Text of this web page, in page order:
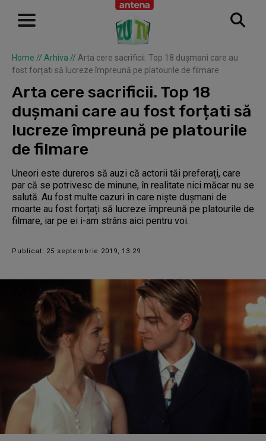
Home // Arhiva // Arta cere sacrificii. Top 18 dușmani care au
fost forțati să lucreze împreună pe platourile de filmare
Arta cere sacrificii. Top 18
dușmani care au fost forțati să
lucreze împreună pe platourile
de filmare
Uneori este dureros să auzi că actorii tăi preferați, care
par că se potrivesc de minune, în realitate nici măcar nu se
salută. Au fost multe cazuri în care niște dușmani de
moarte au fost forțați să lucreze împreună pe platourile de
filmare, iar pe ei i-am strâns aici pentru voi.
Publicat: 25 septembrie 2019, 13:29